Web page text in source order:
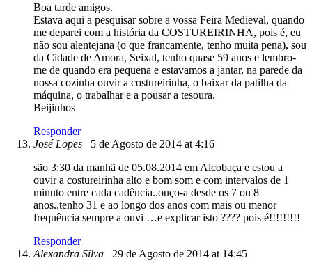
Boa tarde amigos.
Estava aqui a pesquisar sobre a vossa Feira Medieval, quando
me deparei com a história da COSTUREIRINHA, pois é, eu
não sou alentejana (o que francamente, tenho muita pena), sou
da Cidade de Amora, Seixal, tenho quase 59 anos e lembro-
me de quando era pequena e estavamos a jantar, na parede da
nossa cozinha ouvir a costureirinha, o baixar da patilha da
máquina, o trabalhar e a pousar a tesoura.
Beijinhos
Responder
José Lopes
5 de Agosto de 2014 at 4:16
são 3:30 da manhã de 05.08.2014 em Alcobaça e estou a
ouvir a costureirinha alto e bom som e com intervalos de 1
minuto entre cada cadência..ouço-a desde os 7 ou 8
anos..tenho 31 e ao longo dos anos com mais ou menor
frequência sempre a ouvi …e explicar isto ???? pois é!!!!!!!!!
Responder
Alexandra Silva
29 de Agosto de 2014 at 14:45